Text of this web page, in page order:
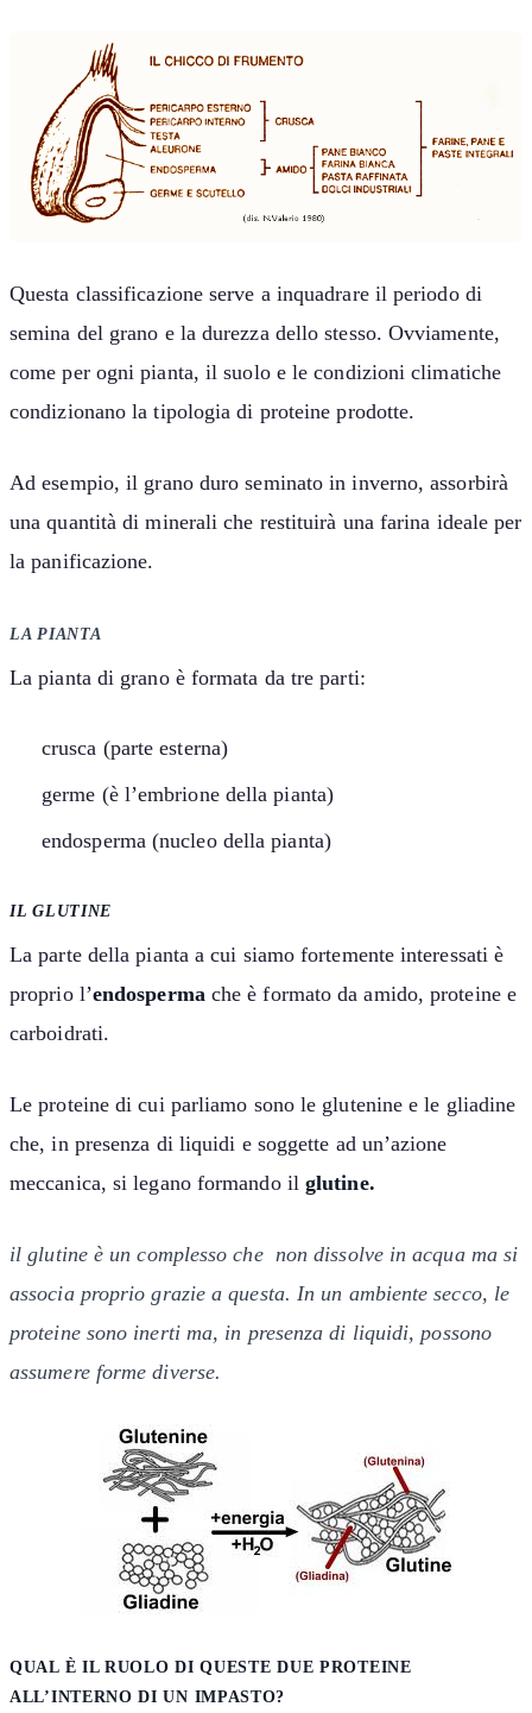
Questa classificazione serve a inquadrare il periodo di
semina del grano e la durezza dello stesso. Ovviamente,
come per ogni pianta, il suolo e le condizioni climatiche
condizionano la tipologia di proteine prodotte.
Ad esempio, il grano duro seminato in inverno, assorbirà
una quantità di minerali che restituirà una farina ideale per
la panificazione.
LA PIANTA
La pianta di grano è formata da tre parti:
crusca (parte esterna)
germe (è l’embrione della pianta)
endosperma (nucleo della pianta)
IL GLUTINE
La parte della pianta a cui siamo fortemente interessati è
proprio l’endosperma che è formato da amido, proteine e
carboidrati.
Le proteine di cui parliamo sono le glutenine e le gliadine
che, in presenza di liquidi e soggette ad un’azione
meccanica, si legano formando il glutine.
il glutine è un complesso che non dissolve in acqua ma si
associa proprio grazie a questa. In un ambiente secco, le
proteine sono inerti ma, in presenza di liquidi, possono
assumere forme diverse.
QUAL È IL RUOLO DI QUESTE DUE PROTEINE
ALL’INTERNO DI UN IMPASTO?